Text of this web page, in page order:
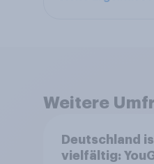
Weitere
Deutschland
vielfältig: